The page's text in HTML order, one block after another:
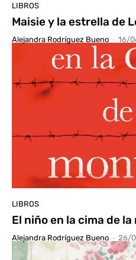
LIBROS
Maisie y la estrella de
Alejandra Rodríguez Bueno - 16/
LIBROS
El niño en la cima de
Alejandra Rodríguez Bueno - 26/